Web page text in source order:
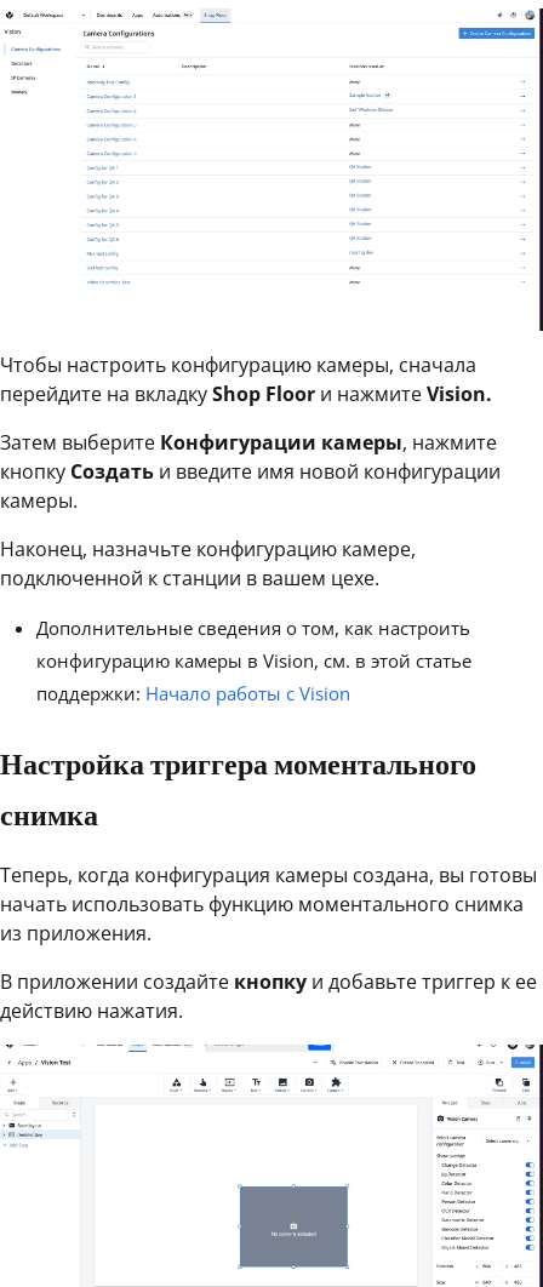
Чтобы настроить конфигурацию камеры, сначала
перейдите на вкладкуShop Floor и нажмитеVision.
Затем выберите Конфигурации камеры, нажмите
кнопку Создать и введите имя новой конфигурации
камеры.
Наконец, назначьте конфигурацию камере,
подключенной к станции в вашем цехе.
Дополнительные сведения о том, как настроить
конфигурацию камеры в Vision, см. в этой статье
поддержки: Начало работы с Vision
Настройка триггера моментального
снимка
Теперь, когда конфигурация камеры создана, вы готовы
начать использовать функцию моментального снимка
из приложения.
В приложении создайте кнопку и добавьте триггер к ее
действию нажатия.